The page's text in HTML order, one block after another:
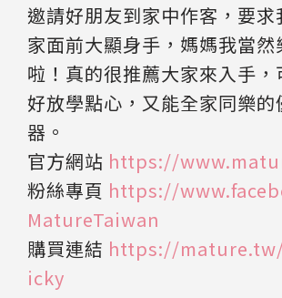
邀請好朋友到家中作客，要求
家面前大顯身手，媽媽我當然
啦！真的很推薦大家來入手，
好放學點心，又能全家同樂的
器。
官方網站 https://
粉絲專頁 https://
MatureTaiwan
購買連結 https://mature.tw/
icky